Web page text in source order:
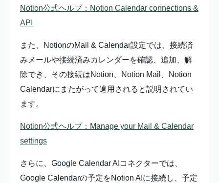
Notion公式ヘルプ：Notion Calendar connections &
API
また、NotionのMail & Calendar設定では、接続済
みメールや接続済みカレンダーを確認、追加、解
除でき、その接続はNotion、Notion Mail、Notion
Calendarにまたがって適用されると説明されてい
ます。
Notion公式ヘルプ：Manage your Mail & Calendar
settings
さらに、Google Calendar AIコネクターでは、
Google Calendarの予定をNotion AIに接続し、予定